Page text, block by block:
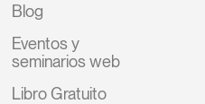
Blog
Eventos y
seminarios web
Libro Gratuito